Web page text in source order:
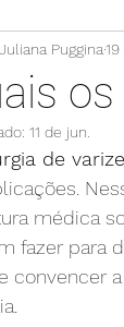
circulação
varizes
Juliana Puggina
11 de jun.
de
médica
fazer para
convencer